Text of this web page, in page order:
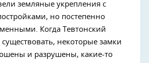
земляные укрепления с
но постепенно
Когда Тевтонский
существовать, некоторые замки
и разрушены, какие-то